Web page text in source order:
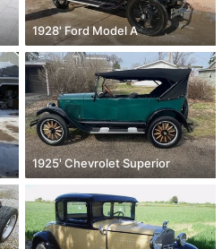
1928' Ford Model A
1925' Chevrolet Superior